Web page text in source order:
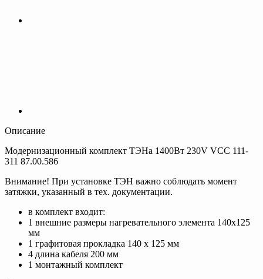
Описание
Модернизационный комплект ТЭНа 1400Вт 230V VCC 111-
311 87.00.586
Внимание! При установке ТЭН важно соблюдать момент
затяжки, указанный в тех. документации.
в комплект входит:
1 внешние размеры нагревательного элемента 140х125
мм
1 графитовая прокладка 140 x 125 мм
4 длина кабеля 200 мм
1 монтажный комплект